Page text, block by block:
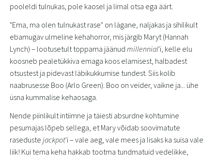
pooleldi tulnukas, pole kaosel ja limal otsa ega äärt.
"Ema, ma olen tulnukast rase" on lägane, naljakas ja sihilikult
ebamugav ulmeline kehahorror, mis järgib Maryt (Hannah
Lynch) – lootusetult toppama jäänudmillennial'i, kelle elu
koosneb pealetükkiva emaga koos elamisest, halbadest
otsustest ja pidevast läbikukkumise tundest. Siis kolib
naabrusesse Boo (Arlo Green). Boo on veider, vaikne ja... ühe
üsna kummalise kehaosaga.
Nende piinlikult intiimne ja täiesti absurdne kohtumine
pesumajas lõpeb sellega, et Mary võidab soovimatute
rasedustejackpot'i – vale aeg, vale mees ja lisaks ka suisa vale
liik! Kui tema keha hakkab tootma tundmatuid vedelikke,